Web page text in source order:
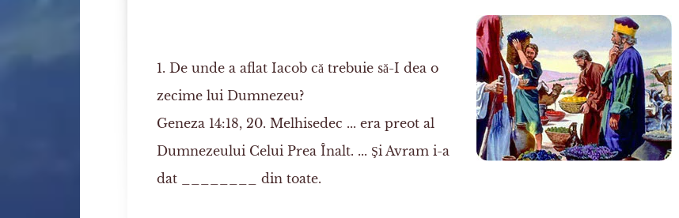
1. De unde a aflat Iacob că trebuie să-I dea o
zecime lui Dumnezeu?
Geneza 14:18, 20. Melhisedec ... era preot al
Dumnezeului Celui Prea Înalt. ... Şi Avram i-a
dat ________ din toate.